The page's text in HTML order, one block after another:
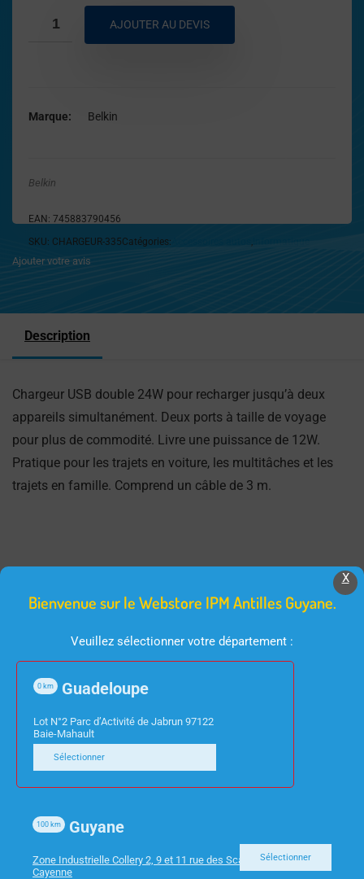
AJOUTER AU DEVIS
Marque Belkin
Belkin
EAN: 745883790456
SKU: CHARGEUR-335Catégories: ,
Ajouter votre avis
Description
Chargeur USB double 24W pour recharger jusqu’à deux
appareils simultanément. Deux ports à taille de voyage
pour plus de commodité. Livre une puissance de 12W.
Pratique pour les trajets en voiture, les multitâches et les
trajets en famille. Comprend un câble de 3 m.
TELECOMMANDE
UNIVERSELLE NEDIS
PRE PROGRAMMEE
CHARGEUR TNB
CHPD45W
X
Bienvenue sur le Webstore IPM Antilles Guyane.
Veuillez sélectionner votre département :
Guadeloupe
0 km
Lot N°2 Parc d’Activité de Jabrun 97122
Baie-Mahault
Sélectionner
Guyane
100 km
Zone Industrielle Collery 2, 9 et 11 rue des Scarabees 97300
Cayenne
Sélectionner